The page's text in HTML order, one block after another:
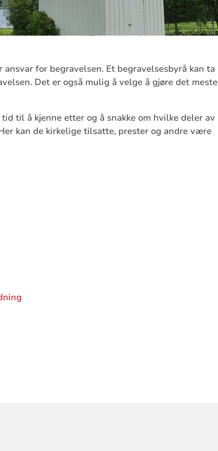
for begravelsen. Et begravelsesbyrå kan ta
Det er også mulig å velge å gjøre det meste
til å kjenne etter og å snakke om hvilke deler av
kan de kirkelige tilsatte, prester og andre være